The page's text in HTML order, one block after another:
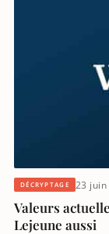
DÉCRYPTAGE 23 juin
Valeurs
Lejeune aussi